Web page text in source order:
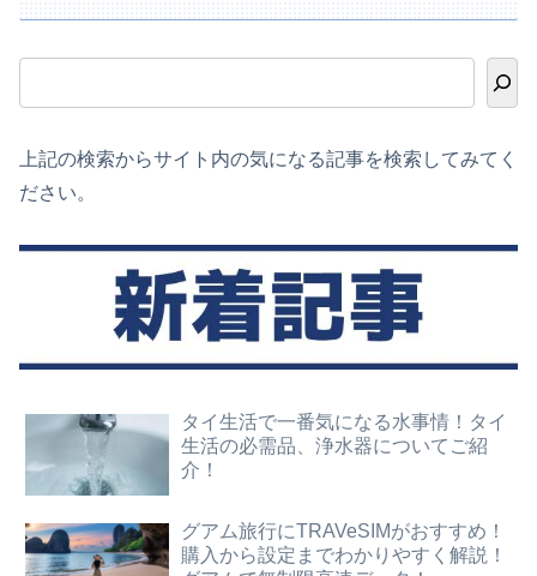
上記の検索からサイト内の気になる記事を検索してみてく
ださい。
タイ生活で一番気になる水事情！タイ
生活の必需品、浄水器についてご紹
介！
グアム旅行にTRAVeSIMがおすすめ！
購入から設定までわかりやすく解説！